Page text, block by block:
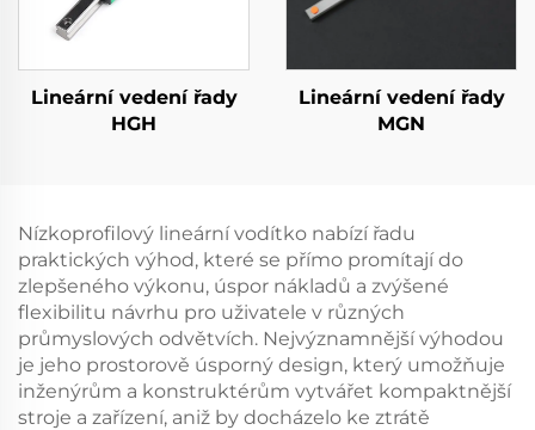
Lineární vedení řady
HGH
Lineární vedení řady
MGN
Nízkoprofilový lineární vodítko nabízí řadu
praktických výhod, které se přímo promítají do
zlepšeného výkonu, úspor nákladů a zvýšené
flexibilitu návrhu pro uživatele v různých
průmyslových odvětvích. Nejvýznamnější výhodou
je jeho prostorově úsporný design, který umožňuje
inženýrům a konstruktérům vytvářet kompaktnější
stroje a zařízení, aniž by docházelo ke ztrátě